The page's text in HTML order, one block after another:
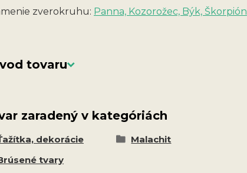
zverokruhu: Panna, Kozorožec, Býk, Škorpión
tovaru
zaradený v kategóriách
dekorácie Malachit
tvary